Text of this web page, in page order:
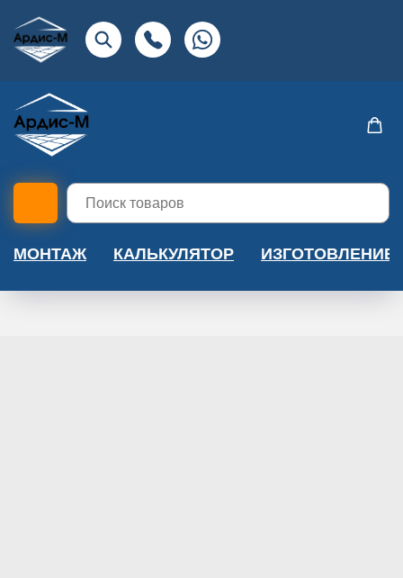
МОНТАЖ КАЛЬКУЛЯТОР ИЗГОТОВЛЕНИЕ